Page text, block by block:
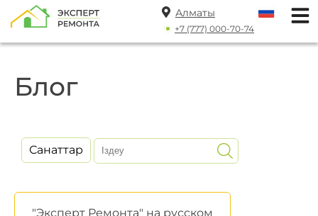
Алматы
+7 (777) 000-70-74
Блог
Санаттар
"Эксперт Ремонта" на русском